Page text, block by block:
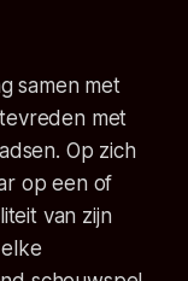
samen met
met
Op zich
op een of
van zijn